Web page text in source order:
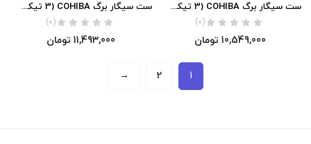
ست سیگار برگ COHIBA (3 تیکه/با فندک اتمی 3 شعله)
(0)
10,549,000 تومان
ست سیگار برگ COHIBA (3 تیکه/با فندک اتمی 2 شعله)
(0)
11,493,000 تومان
1
2
→